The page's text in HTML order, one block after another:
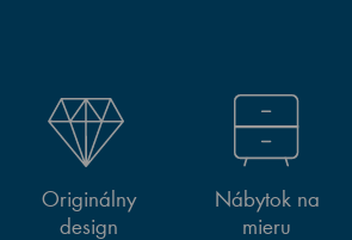
Originálny
design
Nábytok na
mieru